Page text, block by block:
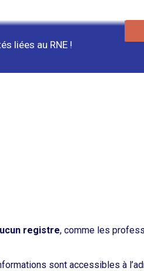
liées au RNE !
registre, comme les
sont accessibles à